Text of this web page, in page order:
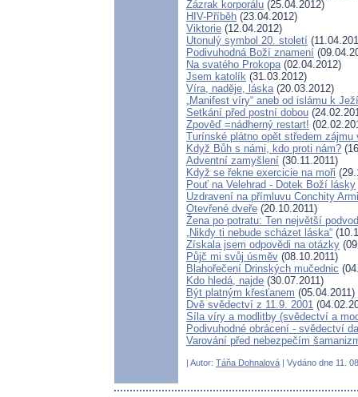
Zázrak korporálu (25.04.2012)
HIV-Příběh (23.04.2012)
Viktorie (12.04.2012)
Utonulý symbol 20. století
Podivuhodná Boží znamení
Na svatého Prokopa(02.04.2012)
Jsem katolík (31.03.2012)
Víra, naděje, láska(20.03.2012)
„Manifest víry“ aneb od islámu k
Setkání před postní dobou
Zpověď =nádherný restart!
Turínské plátno opět středem
Když Bůh s námi, kdo proti nám?
Adventní zamyšlení (30.11.2011)
Když se řekne exercicie na moři
Pouť na Velehrad - Dotek Boží lásky
Uzdravení na přímluvu Conchity
Otevřené dveře (20.10.2011)
Žena po potratu: Ten největší
„Nikdy ti nebude scházet láska“
Získala jsem odpovědi na otázky
Půjč mi svůj úsměv (08.10.2011)
Blahořečení Drinských mučednic
Kdo hledá, najde (30.07.2011)
Být platným křesťanem (05.04.2011)
Dvě svědectví z 11.9. 2001
Síla víry a modlitby (svědectví a
Podivuhodné obrácení - svědectví
Varování před nebezpečím
| Autor: Táňa Dohnalová | Vydáno dne 11.